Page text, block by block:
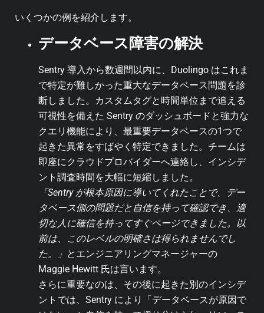
いくつかの例を紹介します。
データベース障害の解決
Sentry 導入から数週間以内に、Duolingo はこれま
で特定が難しかった重大なデータベース問題を診
断しました。カスタムタグと時間単位まで追える
可視性を備えた Sentry のダッシュボードと強力な
クエリ機能により、最重要データベースの1つで
起きた異常をすばやく特定できました。チームは
即座にクラウドプロバイダーへ連絡し、インシデ
ント調査時間を大幅に短縮しました。
「Sentry が根本原因に導いてくれたことで、デー
タベース側の問題だと自信を持って確認でき、適
切な人に確信を持ってすぐページできました。以
前は、このレベルの明確さは得られませんでし
た。」 とエンジニアリングマネージャーの
Maggie Hewitt 氏は言います。
さらに重要なのは、その後に起きた別のインシデ
ントでは、Sentry により「データベースが原因で